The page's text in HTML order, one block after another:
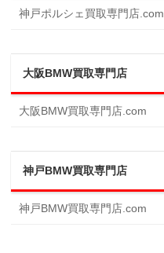
神戸ポルシェ買取専門店.com
大阪BMW買取専門店
大阪BMW買取専門店.com
神戸BMW買取専門店
神戸BMW買取専門店.com